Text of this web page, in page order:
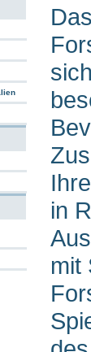
in
mit